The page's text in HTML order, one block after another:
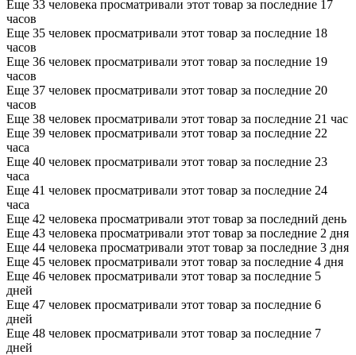
Еще 33 человека просматривали этот товар за последние 17
часов
Еще 35 человек просматривали этот товар за последние 18
часов
Еще 36 человек просматривали этот товар за последние 19
часов
Еще 37 человек просматривали этот товар за последние 20
часов
Еще 38 человек просматривали этот товар за последние 21 час
Еще 39 человек просматривали этот товар за последние 22
часа
Еще 40 человек просматривали этот товар за последние 23
часа
Еще 41 человек просматривали этот товар за последние 24
часа
Еще 42 человека просматривали этот товар за последний день
Еще 43 человека просматривали этот товар за последние 2 дня
Еще 44 человека просматривали этот товар за последние 3 дня
Еще 45 человек просматривали этот товар за последние 4 дня
Еще 46 человек просматривали этот товар за последние 5
дней
Еще 47 человек просматривали этот товар за последние 6
дней
Еще 48 человек просматривали этот товар за последние 7
дней